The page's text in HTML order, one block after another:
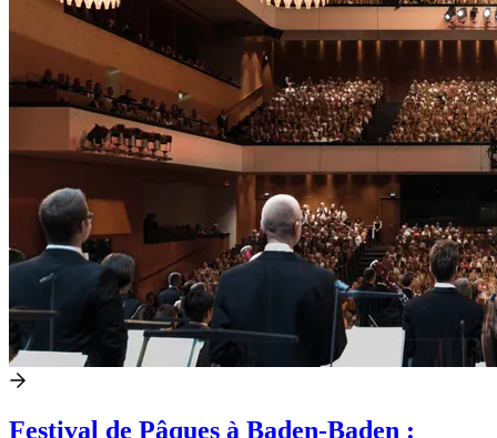
Festival de Pâques à Baden-Baden :